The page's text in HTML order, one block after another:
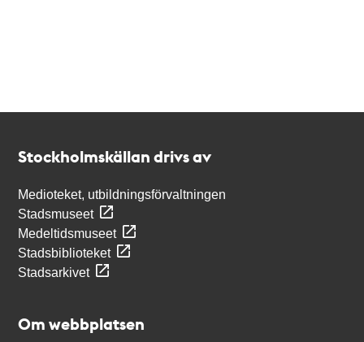
Stockholmskällan drivs av
Medioteket, utbildningsförvaltningen
Stadsmuseet
Medeltidsmuseet
Stadsbiblioteket
Stadsarkivet
Om webbplatsen